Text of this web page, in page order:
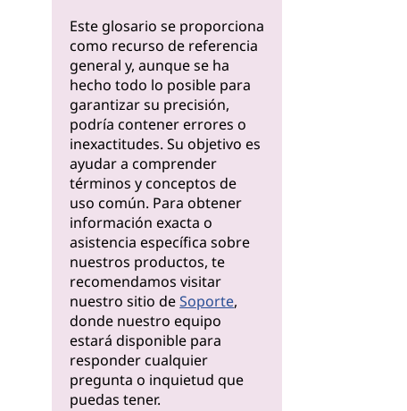
Este glosario se proporciona
como recurso de referencia
general y, aunque se ha
hecho todo lo posible para
garantizar su precisión,
podría contener errores o
inexactitudes. Su objetivo es
ayudar a comprender
términos y conceptos de
uso común. Para obtener
información exacta o
asistencia específica sobre
nuestros productos, te
recomendamos visitar
nuestro sitio deSoporte,
donde nuestro equipo
estará disponible para
responder cualquier
pregunta o inquietud que
puedas tener.